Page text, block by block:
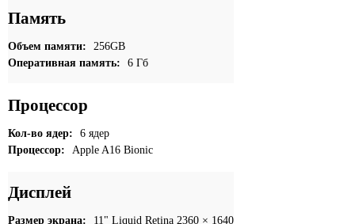
Память
Объем памяти:
256GB
Оперативная память:
6 Гб
Процессор
Кол-во ядер:
6 ядер
Процессор:
Apple A16 Bionic
Дисплей
Размер экрана: 11" Liquid Retina 2360 × 1640